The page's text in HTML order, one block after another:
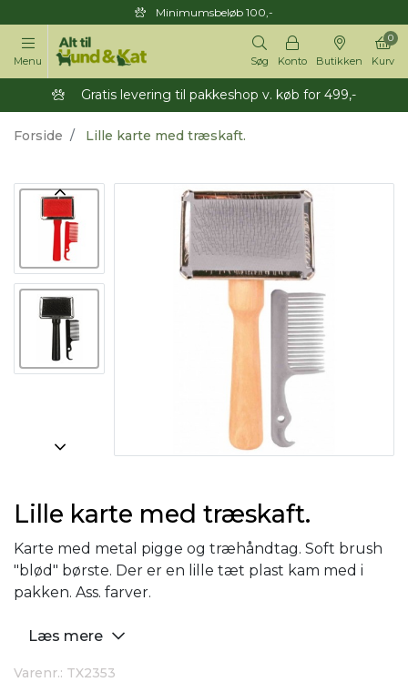
Minimumsbeløb 100,-
Menu Søg Konto Butikken Kurv
0
Gratis levering til pakkeshop v. køb for 499,-
Forside Lille karte med træskaft.
Lille karte med træskaft.
Karte med metal pigge og træhåndtag. Soft brush
"blød" børste. Der er en lille tæt plast kam med i
pakken. Ass. farver.
Læs mere
Varenr.: TX2353